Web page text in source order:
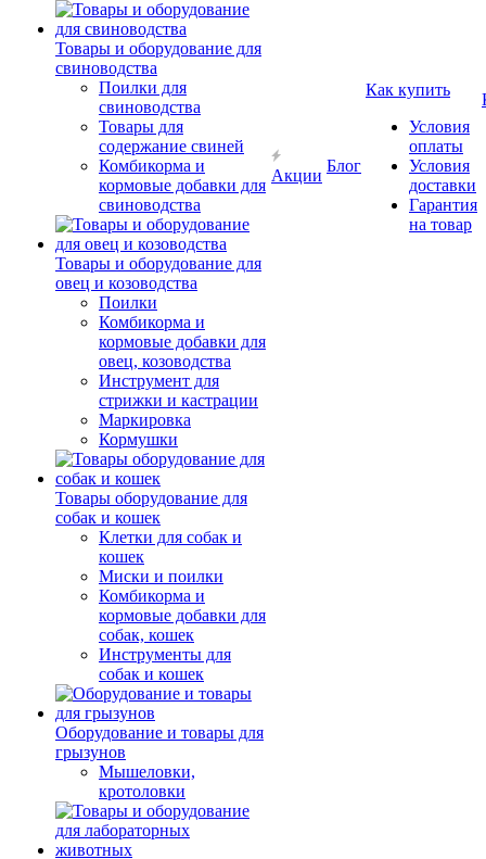
Товары и оборудование для
свиноводства
Поилки для
свиноводства
Товары для
содержание свиней
Комбикорма и
кормовые добавки для
свиноводства
Товары и оборудование для
овец и козоводства
Поилки
Комбикорма и
кормовые добавки для
овец, козоводства
Инструмент для
стрижки и кастрации
Маркировка
Кормушки
Товары оборудование для
собак и кошек
Клетки для собак и
кошек
Миски и поилки
Комбикорма и
кормовые добавки для
собак, кошек
Инструменты для
собак и кошек
Оборудование и товары для
грызунов
Мышеловки,
кротоловки
Акции
Блог
Как купить
Условия
оплаты
Условия
доставки
Гарантия
на товар